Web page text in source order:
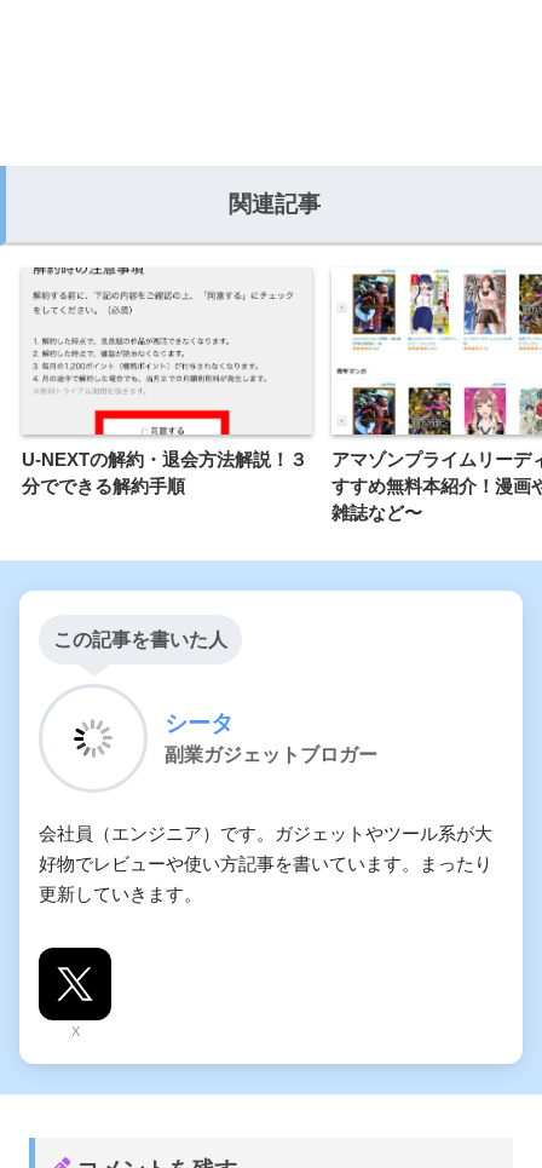
関連記事
U-NEXTの解約・退会方法解説！３
分でできる解約手順
アマゾンプライムリーデ
すすめ無料本紹介！漫画
雑誌など〜
この記事を書いた人
シータ
副業ガジェットブロガー
会社員（エンジニア）です。ガジェットやツール系が大
好物でレビューや使い方記事を書いています。まったり
更新していきます。
X